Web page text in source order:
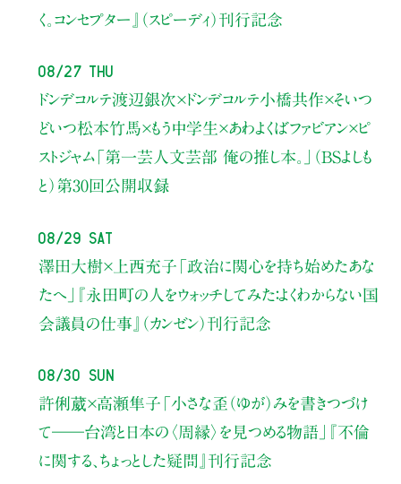
く。コンセプター』（スピーディ）刊行記念
08/27 Thu
ドンデコルテ渡辺銀次×ドンデコルテ小橋共作×そいつ
どいつ松本竹馬×もう中学生×あわよくばファビアン×ピ
ストジャム「第一芸人文芸部 俺の推し本。」（BSよしも
と） 第30回公開収録
08/29 Sat
澤田大樹×上西充子 「政治に関心を持ち始めたあな
たへ」
『永田町の人をウォッチしてみた：よくわからない国
会議員の仕事』（カンゼン）刊行記念
08/30 Sun
許俐葳×高瀬隼子 「小さな歪（ゆが）みを書きつづけ
て――台湾と日本の〈周縁〉を見つめる物語」
『不倫
に関する、ちょっとした疑問』刊行記念